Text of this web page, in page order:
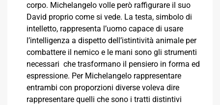
corpo. Michelangelo volle però raffigurare il suo
David proprio come si vede. La testa, simbolo di
intelletto, rappresenta l’uomo capace di usare
l’intelligenza a dispetto dell’istintività animale per
combattere il nemico e le mani sono gli strumenti
necessari che trasformano il pensiero in forma ed
espressione. Per Michelangelo rappresentare
entrambi con proporzioni diverse voleva dire
rappresentare quelli che sono i tratti distintivi